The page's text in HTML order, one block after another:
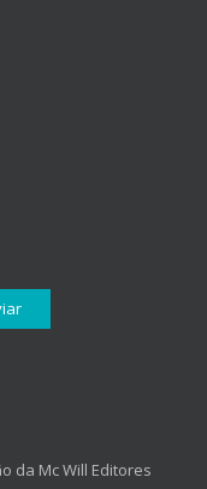
da Mc Will Editores